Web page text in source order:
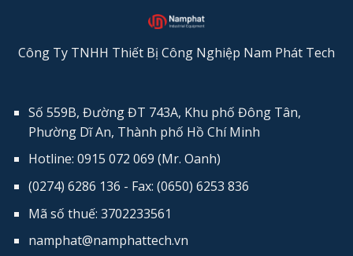
Công Ty TNHH Thiết Bị Công Nghiệp Nam Phát Tech
Số 559B, Đường ĐT 743A, Khu phố Đông Tân,
Phường Dĩ An, Thành phố Hồ Chí Minh
Hotline: 0915 072 069 (Mr. Oanh)
(0274) 6286 136 - Fax: (0650) 6253​ 836
Mã số thuế: 3702233561
namphat@namphattech.vn